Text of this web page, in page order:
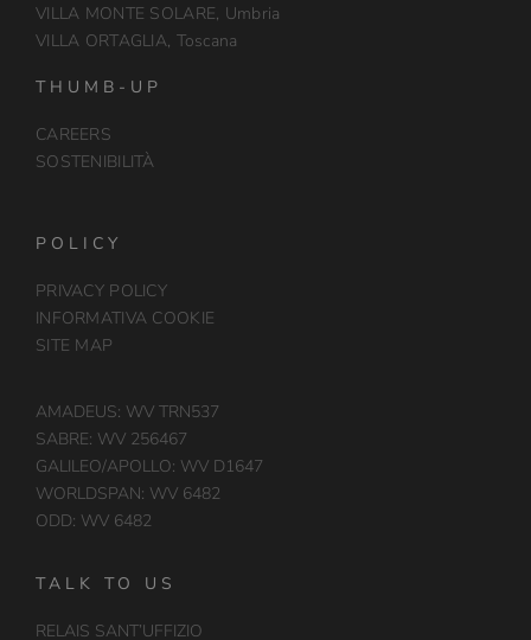
VILLA MONTE SOLARE, Umbria
VILLA ORTAGLIA, Toscana
THUMB-UP
CAREERS
SOSTENIBILITÀ
POLICY
PRIVACY POLICY
INFORMATIVA COOKIE
SITE MAP
AMADEUS: WV TRN537
SABRE: WV 256467
GALILEO/APOLLO: WV D1647
WORLDSPAN: WV 6482
ODD: WV 6482
TALK TO US
RELAIS SANT’UFFIZIO